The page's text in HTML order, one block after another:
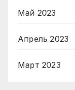
Май 2023
Апрель 2023
Март 2023